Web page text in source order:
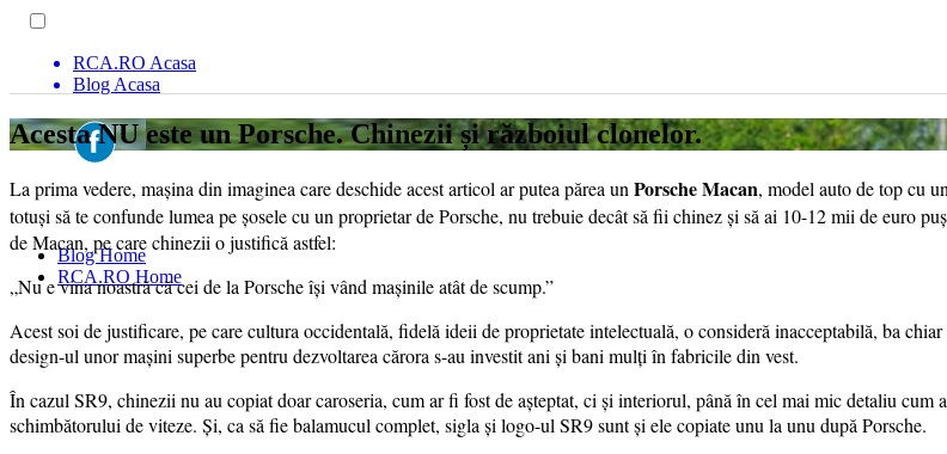
RCA.RO Acasa
Blog Acasa
Blog Home
RCA.RO Home
Acesta NU este un Porsche. Chinezii și războiul clonelor.
La prima vedere, mașina din imaginea care deschide acest articol ar putea părea un Porsche Macan, model auto de top cu
totuși să te confunde lumea pe șosele cu un proprietar de Porsche, nu trebuie decât să fii chinez și să ai 10-12 mii de euro
de Macan, pe care chinezii o justifică astfel:
„Nu e vina noastră că cei de la Porsche își vând mașinile atât de scump.”
Acest soi de justificare, pe care cultura occidentală, fidelă ideii de proprietate intelectuală, o consideră inacceptabilă, ba
design-ul unor mașini superbe pentru dezvoltarea cărora s-au investit ani și bani mulți în fabricile din vest.
În cazul SR9, chinezii nu au copiat doar caroseria, cum ar fi fost de așteptat, ci și interiorul, până în cel mai mic detaliu
schimbătorului de viteze. Și, ca să fie balamucul complet, sigla și logo-ul SR9 sunt și ele copiate unu la unu după Porsche.